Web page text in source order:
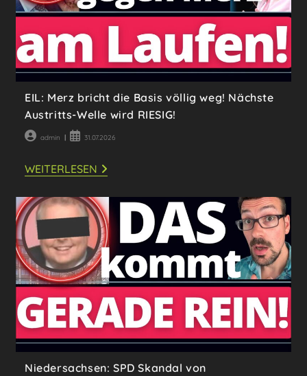
EIL: Merz bricht die Basis völlig weg! Nächste
Austritts-Welle wird RIESIG!
Beitrags-
admin
Beitrag
31.07.2026
WEITERLESENEIL:
MERZ
DIE
BASIS
VÖLLIG
WEG!
NÄCHSTE
AUSTRITTS-
WELLE
WIRD
RIESIG!
Niedersachsen: SPD Skandal von